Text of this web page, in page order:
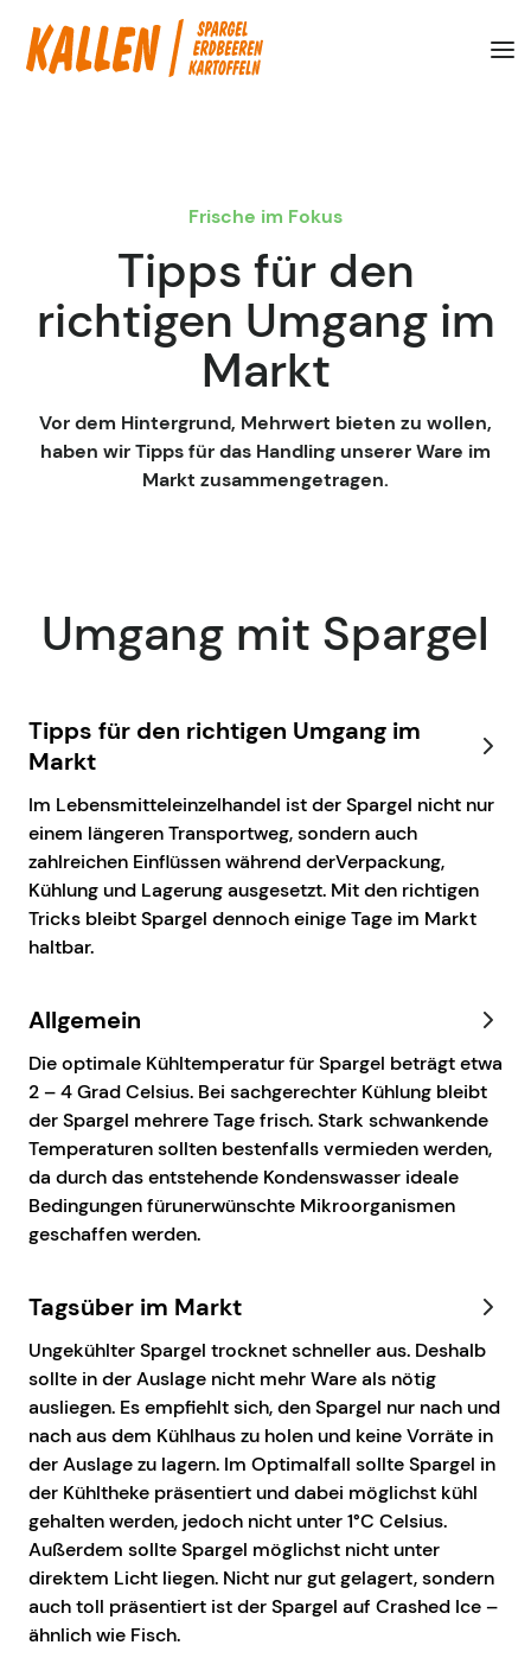
Frische im Fokus
Tipps für den
richtigen Umgang im
Markt
Vor dem Hintergrund, Mehrwert bieten zu wollen,
haben wir Tipps für das Handling unserer Ware im
Markt zusammengetragen.
Umgang mit Spargel
Tipps für den richtigen Umgang im
Markt
Im Lebensmitteleinzelhandel ist der Spargel nicht nur
einem längeren Transportweg, sondern auch
zahlreichen Einflüssen während derVerpackung,
Kühlung und Lagerung ausgesetzt. Mit den richtigen
Tricks bleibt Spargel dennoch einige Tage im Markt
haltbar.
Allgemein
Die optimale Kühltemperatur für Spargel beträgt etwa
2 – 4 Grad Celsius. Bei sachgerechter Kühlung bleibt
der Spargel mehrere Tage frisch. Stark schwankende
Temperaturen sollten bestenfalls vermieden werden,
da durch das entstehende Kondenswasser ideale
Bedingungen fürunerwünschte Mikroorganismen
geschaffen werden.
Tagsüber im Markt
Ungekühlter Spargel trocknet schneller aus. Deshalb
sollte in der Auslage nicht mehr Ware als nötig
ausliegen. Es empfiehlt sich, den Spargel nur nach und
nach aus dem Kühlhaus zu holen und keine Vorräte in
der Auslage zu lagern. Im Optimalfall sollte Spargel in
der Kühltheke präsentiert und dabei möglichst kühl
gehalten werden, jedoch nicht unter 1°C Celsius.
Außerdem sollte Spargel möglichst nicht unter
direktem Licht liegen. Nicht nur gut gelagert, sondern
auch toll präsentiert ist der Spargel auf Crashed Ice –
ähnlich wie Fisch.